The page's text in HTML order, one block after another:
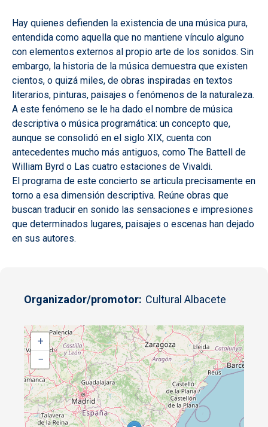
Hay quienes defienden la existencia de una música pura,
entendida como aquella que no mantiene vínculo alguno
con elementos externos al propio arte de los sonidos. Sin
embargo, la historia de la música demuestra que existen
cientos, o quizá miles, de obras inspiradas en textos
literarios, pinturas, paisajes o fenómenos de la naturaleza.
A este fenómeno se le ha dado el nombre de música
descriptiva o música programática: un concepto que,
aunque se consolidó en el siglo XIX, cuenta con
antecedentes mucho más antiguos, como The Battell de
William Byrd o Las cuatro estaciones de Vivaldi.
El programa de este concierto se articula precisamente en
torno a esa dimensión descriptiva. Reúne obras que
buscan traducir en sonido las sensaciones e impresiones
que determinados lugares, paisajes o escenas han dejado
en sus autores.
Organizador/promotor Cultural Albacete
+
−